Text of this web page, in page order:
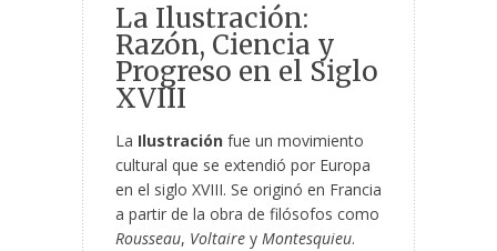
La Ilustración:
Razón, Ciencia y
Progreso en el Siglo
XVIII
La Ilustración fue un movimiento
cultural que se extendió por Europa
en el siglo XVIII. Se originó en Francia
a partir de la obra de filósofos como
Rousseau, Voltaire y Montesquieu.